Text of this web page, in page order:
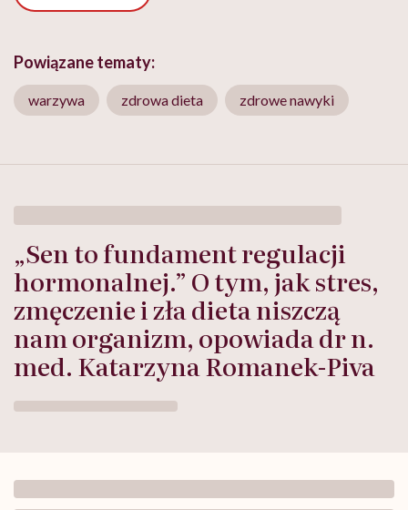
Powiązane tematy:
warzywa zdrowa dieta zdrowe nawyki
„Sen to fundament regulacji
hormonalnej.” O tym, jak stres,
zmęczenie i zła dieta niszczą
nam organizm, opowiada dr n.
med. Katarzyna Romanek-Piva